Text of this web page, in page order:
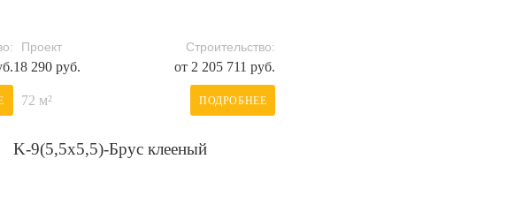
Проект
18 290 руб.
Строительство:
от 2 205 711 руб.
72 м² ПОДРОБНЕЕ
K-9(5,5х5,5)-Брус клееный